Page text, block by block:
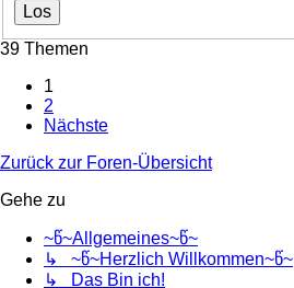
39 Themen
1
2
Nächste
Zurück zur Foren-Übersicht
Gehe zu
~წ~Allgemeines~წ~
↳ ~წ~Herzlich Willkommen~წ~
↳ Das Bin ich!